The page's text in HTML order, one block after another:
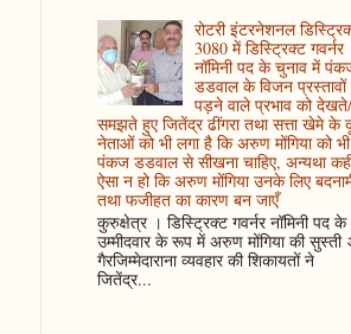
रोटरी इंटरनेशनल
3080 में डिस्ट्रिक्ट गवर्नर
नॉमिनी पद के चुनाव में
डडवाल के विजन
पड़ने वाले प्रभाव को देखते/
समझते हुए जितेंद्र ढींगरा तथा सत्ता खेमे के
नेताओं को भी लगा है कि अरुण मोंगिया को भी
पंकज डडवाल से सीखना चाहिए, अन्यथा
ऐसा न हो कि अरुण मोंगिया उनके लिए
तथा फजीहत का कारण बन जाएँ
कुरुक्षेत्र । डिस्ट्रिक्ट गवर्नर नॉमिनी पद के
उम्मीदवार के रूप में अरुण मोंगिया की
गैरजिम्मेदाराना व्यवहार की शिकायतों ने
जितेंद्र...